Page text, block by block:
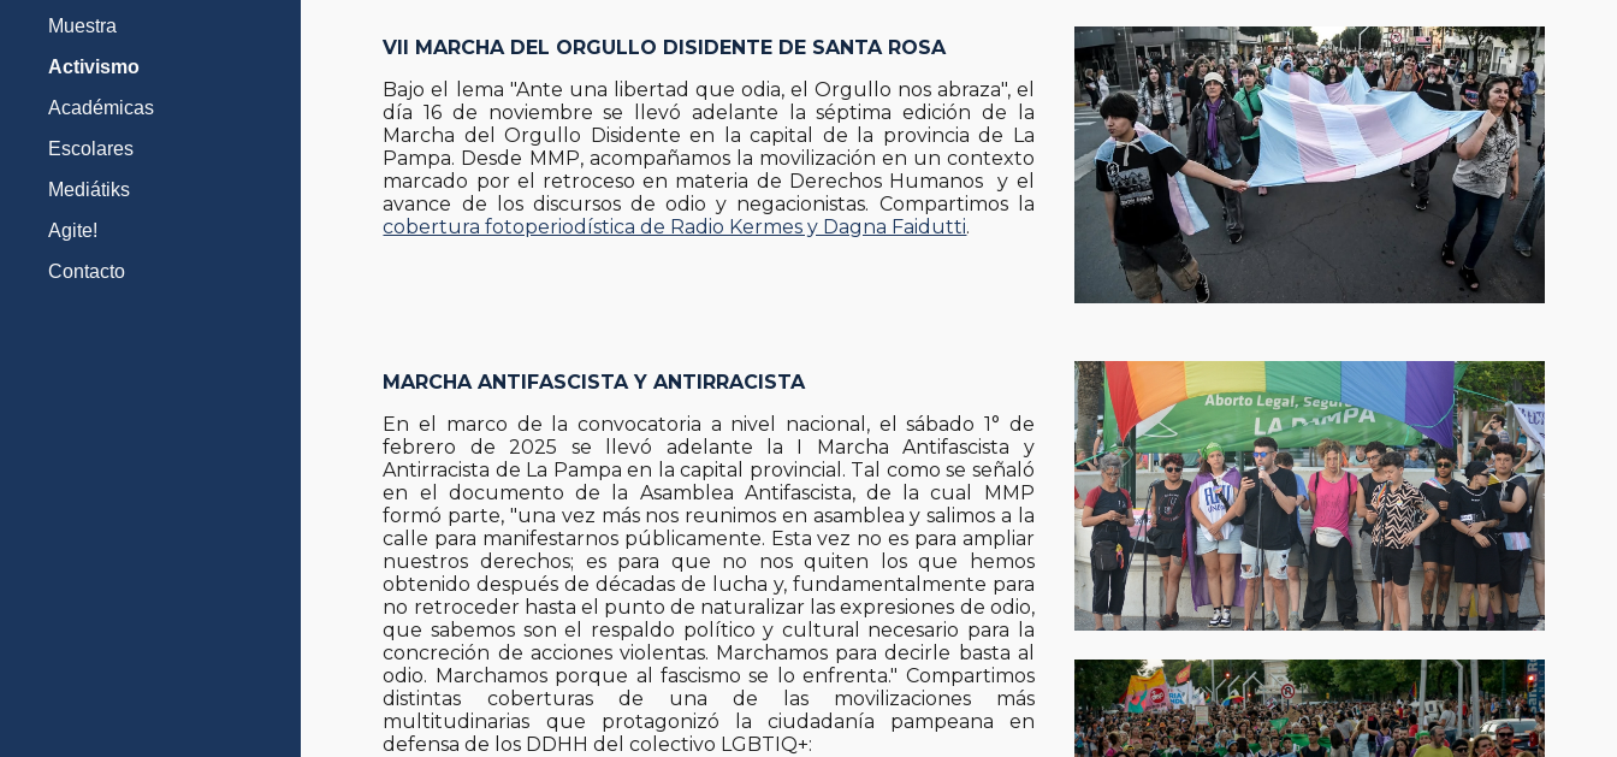
Muestra
Activismo
Académicas
Escolares
Mediátiks
Agite!
Contacto
VII MARCHA DEL ORGULLO DISIDENTE DE SANTA ROSA
Bajo el lema "Ante una libertad que odia, el Orgullo nos abraza", el
día 16 de noviembre se llevó adelante la séptima edición de la
Marcha del Orgullo Disidente en la capital de la provincia de La
Pampa. Desde MMP, acompañamos la movilización en un contexto
marcado por el retroceso en materia de Derechos Humanos y el
avance de los discursos de odio y negacionistas. Compartimos la
cobertura fotoperiodística de Radio Kermes y Dagna Faidutti.
MARCHA ANTIFASCISTA Y ANTIRRACISTA
En el marco de la convocatoria a nivel nacional, el sábado 1° de
febrero de 2025 se llevó adelante la I Marcha Antifascista y
Antirracista de La Pampa en la capital provincial. Tal como se señaló
en el documento de la Asamblea Antifascista, de la cual MMP
formó parte, "una vez más nos reunimos en asamblea y salimos a la
calle para manifestarnos públicamente. Esta vez no es para ampliar
nuestros derechos; es para que no nos quiten los que hemos
obtenido después de décadas de lucha y, fundamentalmente para
no retroceder hasta el punto de naturalizar las expresiones de odio,
que sabemos son el respaldo político y cultural necesario para la
concreción de acciones violentas. Marchamos para decirle basta al
odio. Marchamos porque al fascismo se lo enfrenta." Compartimos
distintas coberturas de una de las movilizaciones más
multitudinarias que protagonizó la ciudadanía pampeana en
defensa de los DDHH del colectivo LGBTIQ+: